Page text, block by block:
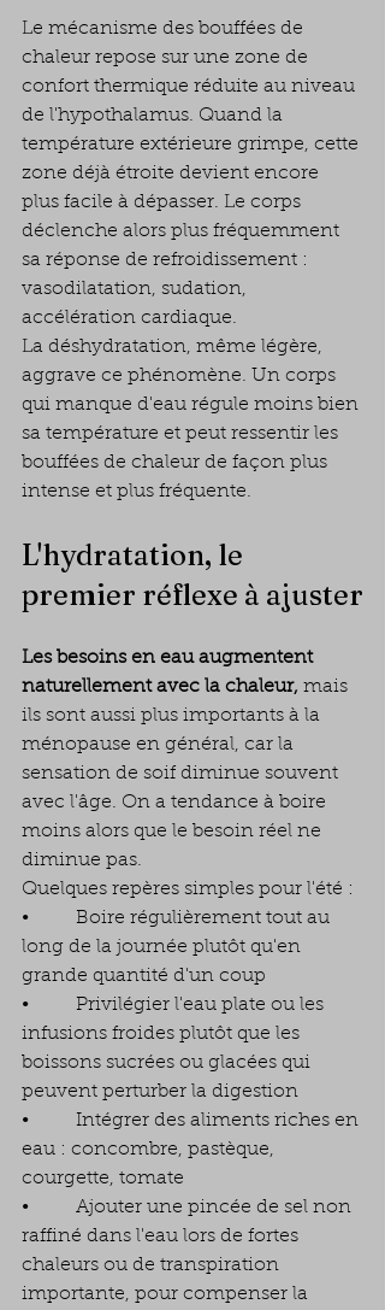
Le mécanisme des bouffées de
chaleur repose sur une zone de
confort thermique réduite au niveau
de l'hypothalamus. Quand la
température extérieure grimpe, cette
zone déjà étroite devient encore
plus facile à dépasser. Le corps
déclenche alors plus fréquemment
sa réponse de refroidissement :
vasodilatation, sudation,
accélération cardiaque.
La déshydratation, même légère,
aggrave ce phénomène. Un corps
qui manque d'eau régule moins bien
sa température et peut ressentir les
bouffées de chaleur de façon plus
intense et plus fréquente.
L'hydratation, le
premier réflexe à ajuster
Les besoins en eau augmentent
naturellement avec la chaleur, mais
ils sont aussi plus importants à la
ménopause en général, car la
sensation de soif diminue souvent
avec l'âge. On a tendance à boire
moins alors que le besoin réel ne
diminue pas.
Quelques repères simples pour l'été :
•        Boire régulièrement tout au
long de la journée plutôt qu'en
grande quantité d'un coup
•        Privilégier l'eau plate ou les
infusions froides plutôt que les
boissons sucrées ou glacées qui
peuvent perturber la digestion
•        Intégrer des aliments riches en
eau : concombre, pastèque,
courgette, tomate
•        Ajouter une pincée de sel non
raffiné dans l'eau lors de fortes
chaleurs ou de transpiration
importante, pour compenser la